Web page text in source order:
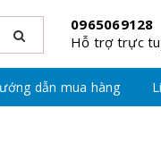
0965069128
Hỗ trợ trực
dẫn mua hàng